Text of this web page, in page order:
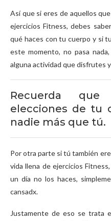
Así que si eres de aquellos
ejercicios Fitness, debes
qué haces con tu cuerpo y si
este momento, no pasa
alguna actividad que disfrutes
Recuerda
elecciones de tu
nadie más que tú.
Por otra parte si tú también
vida llena de ejercicios
un día no los haces,
cansadx.
Justamente de eso se trata